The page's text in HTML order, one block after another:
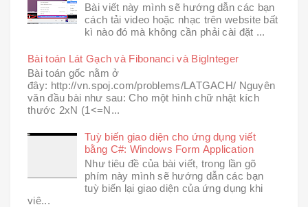
Bài viết này mình sẽ hướng dẫn các bạn
cách tải video hoặc nhạc trên website bất
kì nào đó mà không cần phải cài đặt ...
Bài toán Lát Gạch và Fibonanci và BigInteger
Bài toán gốc nằm ở
đây: http://vn.spoj.com/problems/LATGACH/ Nguyên
văn đầu bài như sau: Cho một hình chữ nhật kích
thước 2xN (1<=N...
Tuỳ biến giao diện cho ứng dụng viết
bằng C#: Windows Form Application
Như tiêu đề của bài viết, trong lần gõ
phím này mình sẽ hướng dẫn các bạn
tuỳ biến lại giao diện của ứng dụng khi
viê...